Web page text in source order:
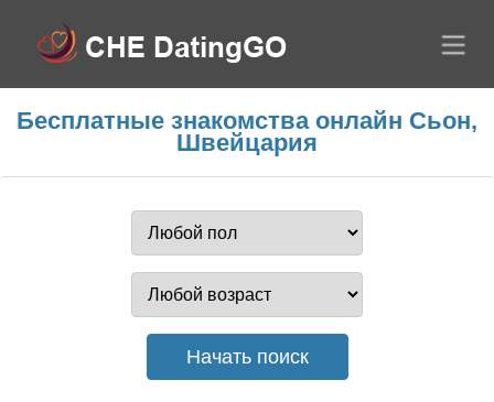
Бесплатные знакомства онлайн Сьон,
Швейцария